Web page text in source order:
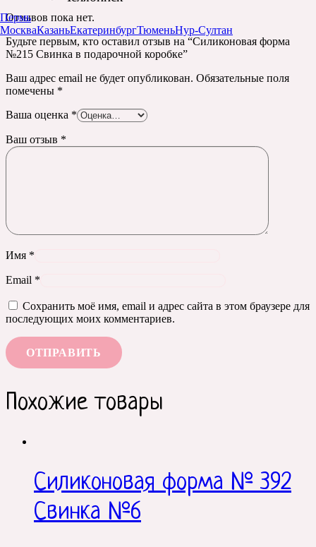
Пермь
МоскваКазаньЕкатеринбургТюменьНур-Султан
Отзывов пока нет.
Будьте первым, кто оставил отзыв на “Силиконовая форма
№215 Свинка в подарочной коробке”
Ваш адрес email не будет опубликован. Обязательные поля
помечены *
Ваша оценка *
Ваш отзыв *
Имя *
Email *
Сохранить моё имя, email и адрес сайта в этом браузере для
последующих моих комментариев.
Похожие товары
Силиконовая форма № 392
Свинка №6